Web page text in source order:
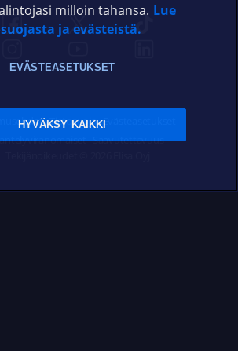
Tietosuoja Evästeasetukset
Saavutettavuus
milloin tahansa. Lue
ja evästeistä.
EVÄSTEASETUKSET
HYVÄKSY KAIKKI